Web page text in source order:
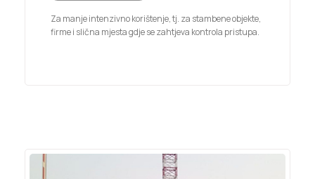
Za manje intenzivno korištenje, tj. za stambene objekte,
firme i slična mjesta gdje se zahtjeva kontrola pristupa.